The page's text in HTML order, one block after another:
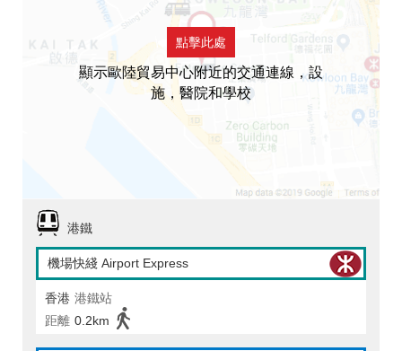
點擊此處
顯示歐陸貿易中心附近的交通連線，設
施，醫院和學校
港鐵
機場快綫 Airport Express
香港 港鐵站
距離 0.2km